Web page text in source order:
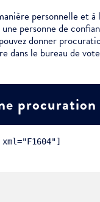
personnelle et
personne de
donner
dans le bureau de
procuration
et Vie associative